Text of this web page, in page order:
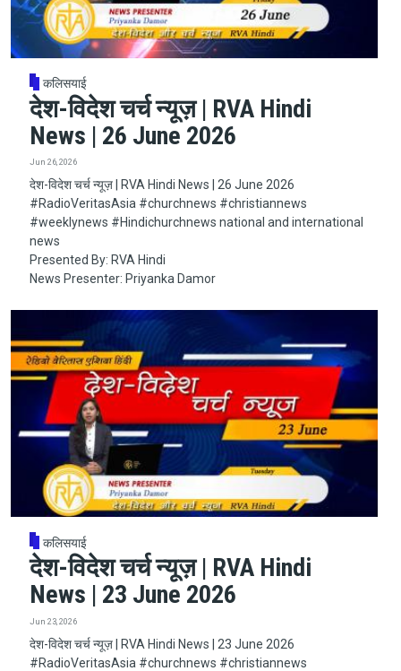
कलिसयाई
देश-विदेश चर्च न्यूज़ | RVA Hindi
News | 26 June 2026
Jun 26, 2026
देश-विदेश चर्च न्यूज़ | RVA Hindi News | 26 June 2026
#RadioVeritasAsia​​​​​ #churchnews​​​​​ #christiannews​​​​​
#weeklynews​ #Hindichurchnews national and international
news
Presented By: RVA Hindi
News Presenter: Priyanka Damor
कलिसयाई
देश-विदेश चर्च न्यूज़ | RVA Hindi
News | 23 June 2026
Jun 23, 2026
देश-विदेश चर्च न्यूज़ | RVA Hindi News | 23 June 2026
#RadioVeritasAsia​​​​​ #churchnews​​​​​ #christiannews​​​​​